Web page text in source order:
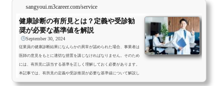
sangyoui.m3career.com/service
健康診断の有所見とは？定義や受診勧
奨が必要な基準値を解説
September 30, 2024
従業員の健康診断結果になんらかの異常が認められた場合、事業者は
医師の意見をもとに適切な措置を講じなければなりません。そのため
には、有所見に該当する基準を正しく理解しておく必要があります。
本記事では、有所見の定義や受診推奨が必要な基準値について解説し
ます。健康診断の有所見とは健康診断における有所見とは、健康診断